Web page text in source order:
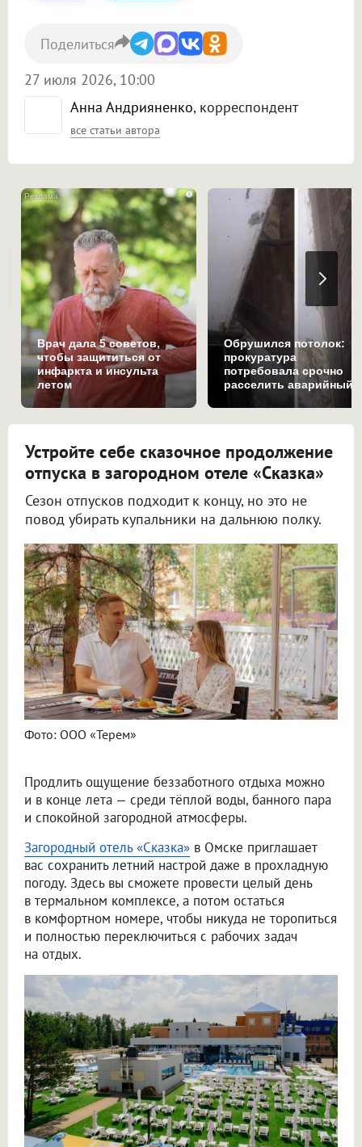
Анна Андрияненко, корреспондент
все статьи автора
27 июля 2026, 10:00
Поделиться
i
Врач дала 5 советов,
чтобы защититься от
инфаркта и инсульта
летом
Обрушился потолок:
прокуратура
потребовала срочно
расселить аварийный
Устройте себе сказочное продолжение
отпуска в загородном отеле «Сказка»
Сезон отпусков подходит к концу, но это не
повод убирать купальники на дальнюю полку.
Фото: ООО «Терем»
Продлить ощущение беззаботного отдыха можно
и в конце лета — среди тёплой воды, банного пара
и спокойной загородной атмосферы.
Загородный отель «Сказка» в Омске приглашает
вас сохранить летний настрой даже в прохладную
погоду. Здесь вы сможете провести целый день
в термальном комплексе, а потом остаться
в комфортном номере, чтобы никуда не торопиться
и полностью переключиться с рабочих задач
на отдых.